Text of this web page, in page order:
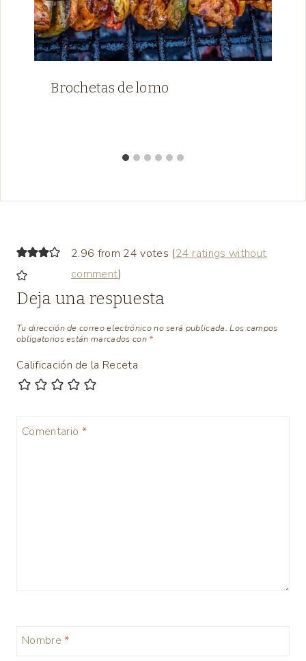
Brochetas de lomo
2.96 from 24 votes (24 ratings without
comment)
Deja una respuesta
Tu dirección de correo electrónico no será publicada. Los campos
obligatorios están marcados con *
Calificación de la Receta
Comentario *
Nombre*